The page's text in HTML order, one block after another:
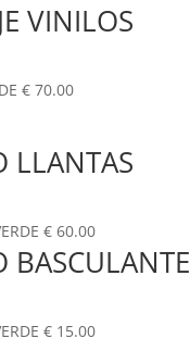
VINILOS
€70.00
LLANTAS
€60.00
BASCULANTE
€15.00